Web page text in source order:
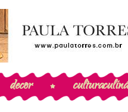
decor cultura